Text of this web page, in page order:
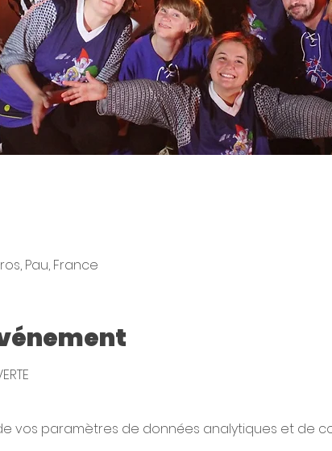
Pau, France
vos paramètres de données analytiques et de